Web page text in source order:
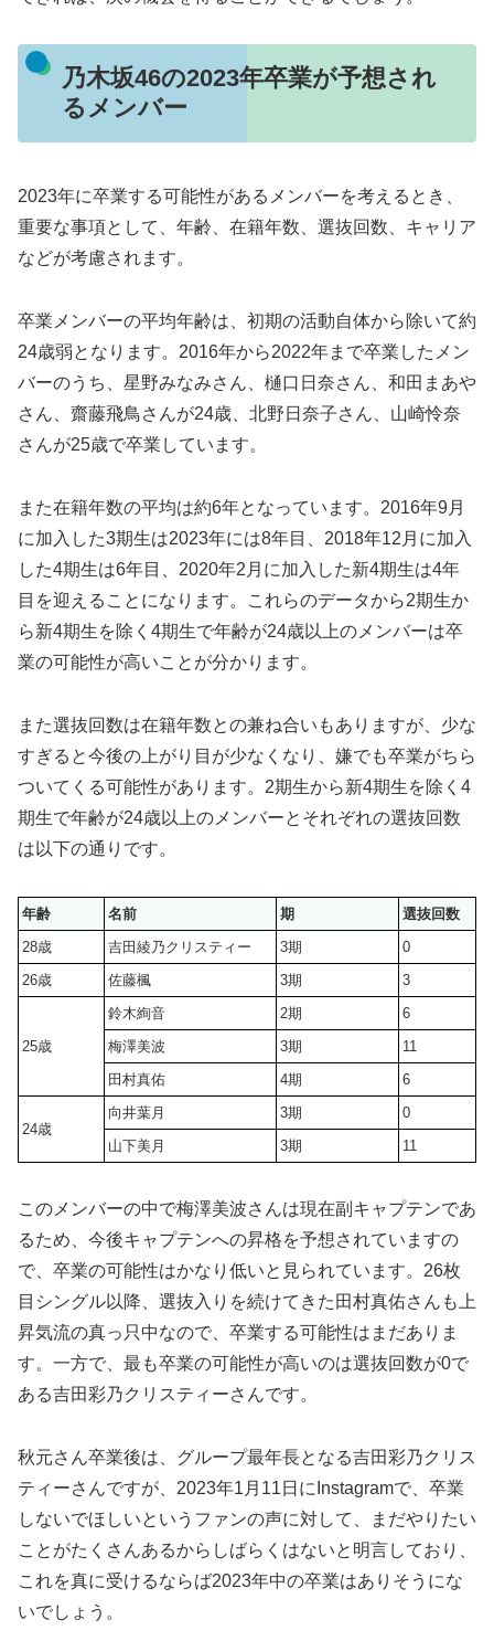
乃木坂46の2023年卒業が予想され
るメンバー
2023年に卒業する可能性があるメンバーを考えるとき、
重要な事項として、年齢、在籍年数、選抜回数、キャリア
などが考慮されます。
卒業メンバーの平均年齢は、初期の活動自体から除いて約
24歳弱となります。2016年から2022年まで卒業したメン
バーのうち、星野みなみさん、樋口日奈さん、和田まあや
さん、齋藤飛鳥さんが24歳、北野日奈子さん、山崎怜奈
さんが25歳で卒業しています。
また在籍年数の平均は約6年となっています。2016年9月
に加入した3期生は2023年には8年目、2018年12月に加入
した4期生は6年目、2020年2月に加入した新4期生は4年
目を迎えることになります。これらのデータから2期生か
ら新4期生を除く4期生で年齢が24歳以上のメンバーは卒
業の可能性が高いことが分かります。
また選抜回数は在籍年数との兼ね合いもありますが、少な
すぎると今後の上がり目が少なくなり、嫌でも卒業がちら
ついてくる可能性があります。2期生から新4期生を除く4
期生で年齢が24歳以上のメンバーとそれぞれの選抜回数
は以下の通りです。
年齢 名前 期
選抜回数
28歳
吉田綾乃クリスティー 3期
0
26歳
佐藤楓 3期 3
25歳
鈴木絢音 2期
6
梅澤美波
3期
11
田村真佑
4期 6
24歳
向井葉月 3期
0
山下美月
3期 11
このメンバーの中で梅澤美波さんは現在副キャプテンであ
るため、今後キャプテンへの昇格を予想されていますの
で、卒業の可能性はかなり低いと見られています。26枚
目シングル以降、選抜入りを続けてきた田村真佑さんも上
昇気流の真っ只中なので、卒業する可能性はまだありま
す。一方で、最も卒業の可能性が高いのは選抜回数が0で
ある吉田彩乃クリスティーさんです。
秋元さん卒業後は、グループ最年長となる吉田彩乃クリス
ティーさんですが、2023年1月11日にInstagramで、卒業
しないでほしいというファンの声に対して、まだやりたい
ことがたくさんあるからしばらくはないと明言しており、
これを真に受けるならば2023年中の卒業はありそうにな
いでしょう。